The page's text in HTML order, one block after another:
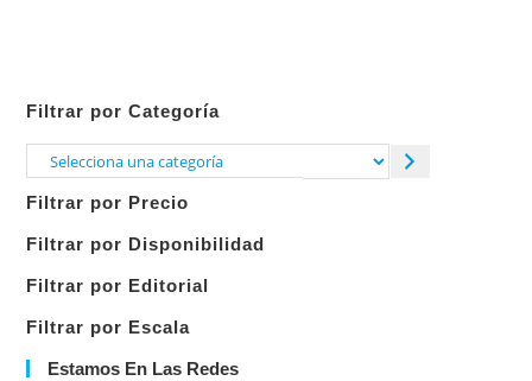
Filtrar por Categoría
Selecciona
categoría
Filtrar por Precio
Filtrar por Disponibilidad
Filtrar por Editorial
Filtrar por Escala
Estamos En Las Redes